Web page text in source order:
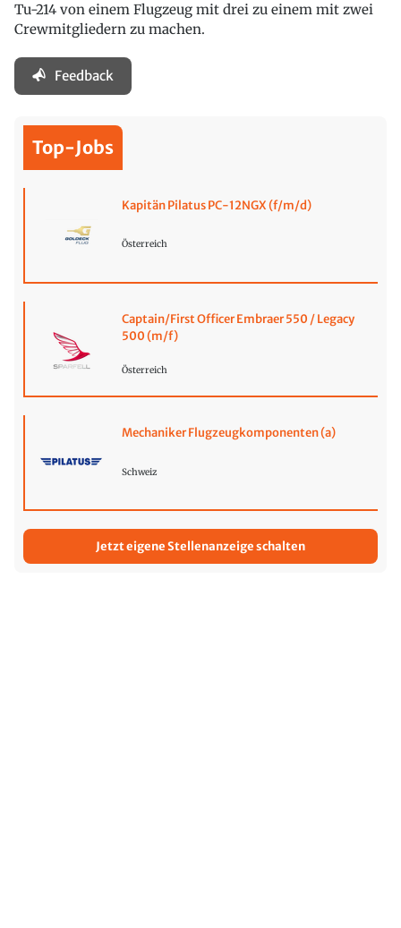
Tu-214 von einem Flugzeug mit drei zu einem mit zwei
Crewmitgliedern zu machen.
Feedback
Top-Jobs
Kapitän Pilatus PC-12NGX (f/m/d)
Österreich
Captain/First Officer Embraer 550 / Legacy
500 (m/f)
Österreich
Mechaniker Flugzeugkomponenten (a)
Schweiz
Jetzt eigene Stellenanzeige schalten